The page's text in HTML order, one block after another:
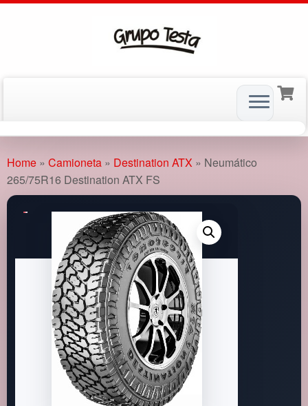
to
content
Home » Camioneta » Destination ATX » Neumático
265/75R16 Destination ATX FS